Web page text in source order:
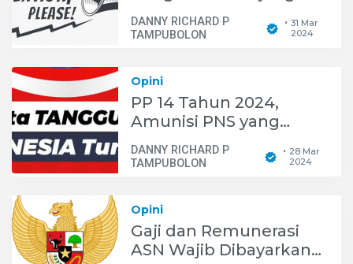
50 Juta Rupiah Per
Bulan
DANNY RICHARD P
TAMPUBOLON
• 31 Mar
2024
Opini
PP 14 Tahun 2024,
Amunisi PNS yang
dinanti-nanti di Tahun
Politik
DANNY RICHARD P
TAMPUBOLON
• 28 Mar
2024
Opini
Gaji dan Remunerasi
ASN Wajib Dibayarkan